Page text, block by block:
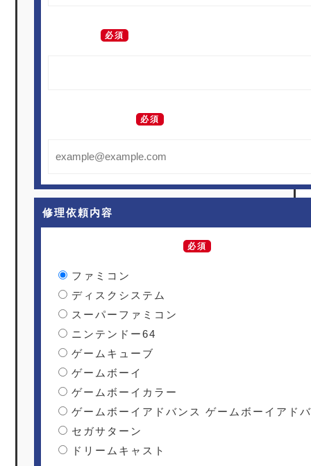
必須
必須
修理依頼内容
必須
ファミコン
ディスクシステム
スーパーファミコン
ニンテンドー64
ゲームキューブ
ゲームボーイ
ゲームボーイカラー
ゲームボーイアドバンス ゲームボーイアド
セガサターン
ドリームキャスト